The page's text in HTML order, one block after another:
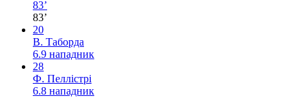
83’
83’
20
В. Таборда
6.9 нападник
28
Ф. Пеллістрі
6.8 нападник